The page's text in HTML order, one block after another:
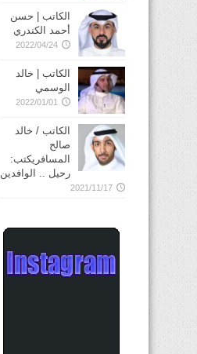
الكاتب | حسن
أحمد الكندري
2022/04/24
الكاتب | خالد
الوسمي
2022/01/01
الكاتب / خالد
صالح
المسافريكتب:
رحيل .. الوافدين
2021/11/17